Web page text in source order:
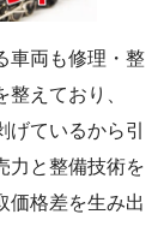
車両も修理・整
えており、
げているから引
力と整備技術を
価格差を生み出